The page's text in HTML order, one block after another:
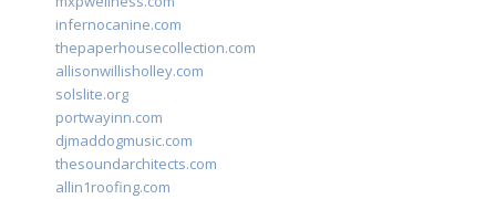
infernocanine.com
thepaperhousecollection.com
allisonwillisholley.com
solslite.org
portwayinn.com
djmaddogmusic.com
thesoundarchitects.com
allin1roofing.com